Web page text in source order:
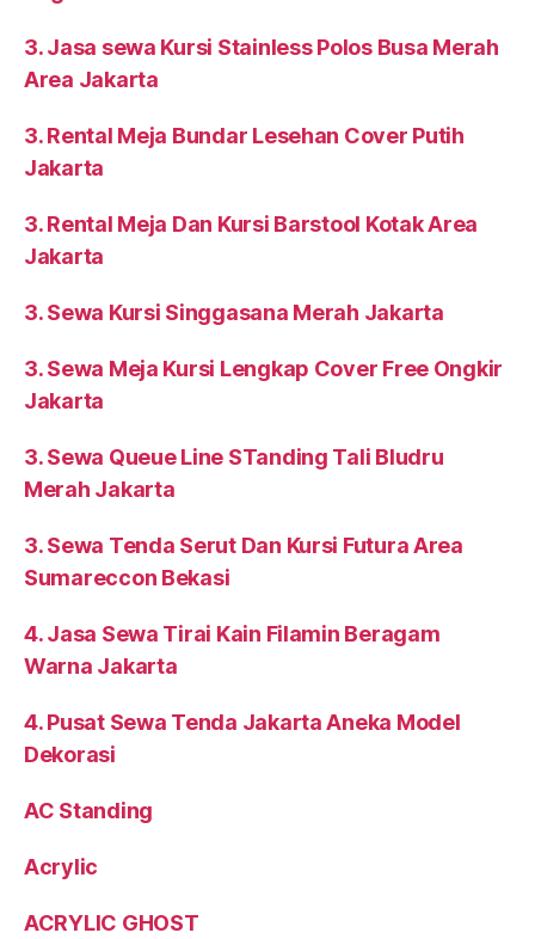
3. Jasa sewa Kursi Stainless Polos Busa Merah
Area Jakarta
3. Rental Meja Bundar Lesehan Cover Putih
Jakarta
3. Rental Meja Dan Kursi Barstool Kotak Area
Jakarta
3. Sewa Kursi Singgasana Merah Jakarta
3. Sewa Meja Kursi Lengkap Cover Free Ongkir
Jakarta
3. Sewa Queue Line STanding Tali Bludru
Merah Jakarta
3. Sewa Tenda Serut Dan Kursi Futura Area
Sumareccon Bekasi
4. Jasa Sewa Tirai Kain Filamin Beragam
Warna Jakarta
4. Pusat Sewa Tenda Jakarta Aneka Model
Dekorasi
AC Standing
Acrylic
ACRYLIC GHOST